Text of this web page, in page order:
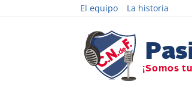
El equipo La historia